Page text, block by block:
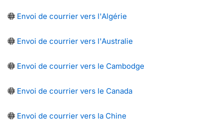
Envoi de courrier vers l'Algérie
Envoi de courrier vers l'Australie
Envoi de courrier vers le Cambodge
Envoi de courrier vers le Canada
Envoi de courrier vers la Chine